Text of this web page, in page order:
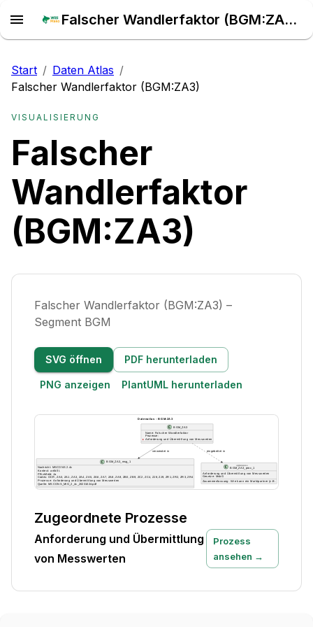
Falscher Wandlerfaktor (BGM:ZA3) – Daten Atlas
Start / Daten Atlas /
Falscher Wandlerfaktor (BGM:ZA3)
VISUALISIERUNG
Falscher
Wandlerfaktor
(BGM:ZA3)
Falscher Wandlerfaktor (BGM:ZA3) –
Segment BGM
SVG öffnen PDF herunterladen
PNG anzeigen PlantUML herunterladen
Zugeordnete Prozesse
Anforderung und Übermittlung
von Messwerten
Prozess
ansehen →